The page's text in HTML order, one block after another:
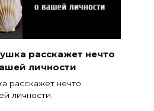
расскажет нечто
личности
расскажет нечто
личности.